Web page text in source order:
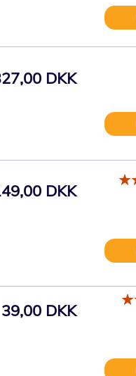
DKK
DKK
39,00 DKK